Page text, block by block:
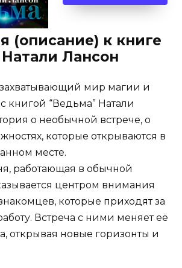
(описание) к книге
Лансон
захватывающий мир магии и
книгой “Ведьма” Натали
о необычной встрече, о
которые открываются в
месте.
работающая в обычной
центром внимания
которые приходят за
Встреча с ними меняет её
открывая новые горизонты и